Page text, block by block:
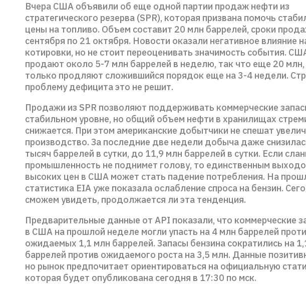
Вчера США объявили об еще одной партии продаж нефти из
стратегического резерва (SPR), которая призвана помочь
цены на топливо. Объем составит 20 млн баррелей, сроки
сентября по 21 октября. Новости оказали негативное влияние
котировки, но не стоит переоценивать значимость события.
продают около 5-7 млн баррелей в неделю, так что еще 20 млн,
только продляют сложившийся порядок еще на 3-4 недели.
проблему дефицита это не решит.
Продажи из SPR позволяют поддерживать коммерческие
стабильном уровне, но общий объем нефти в хранилищах
снижается. При этом американские добытчики не спешат
производство. За последние две недели добыча даже
тысяч баррелей в сутки, до 11,9 млн баррелей в сутки. Если
промышленность не поднимет голову, то единственным
высоких цен в США может стать падение потребления. На
статистика EIA уже показала ослабление спроса на бензин.
сможем увидеть, продолжается ли эта тенденция.
Предварительные данные от API показали, что коммерческие
в США на прошлой неделе могли упасть на 4 млн баррелей
ожидаемых 1,1 млн баррелей. Запасы бензина сократились на
баррелей против ожидаемого роста на 3,5 млн. Данные
но рынок предпочитает ориентироваться на официальную
которая будет опубликована сегодня в 17:30 по мск.